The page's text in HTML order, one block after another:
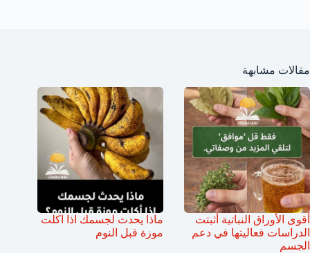
مقالات مشابهة
أقوى الأوراق النباتية أثبتت
الدراسات فعاليتها في دعم
الجسم
ماذا يحدث لجسمك اذا اكلت
موزة قبل النوم